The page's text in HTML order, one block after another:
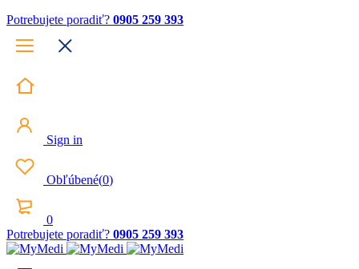
Potrebujete poradiť? 0905 259 393
Sign in
Obľúbené(0)
0
Potrebujete poradiť? 0905 259 393